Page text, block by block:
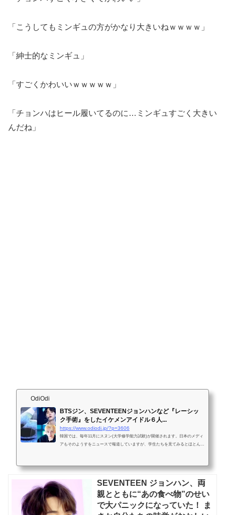
「こうしてもミンギュの方がかなり大きいねｗｗｗｗ」
「紳士的なミンギュ」
「すごくかわいいｗｗｗｗｗ」
「チョンハはヒール履いてるのに…ミンギュすごく大きい
んだね」
OdiOdi
BTSジン、SEVENTEENジョンハンなど『レーシッ
ク手術』をしたイケメンアイドル６人...
https://www.odiodi.jp/?p=3606
韓国では、毎年11月にスヌン(大学修学能力試験)が開催されます。日本のメディ
アもそのようすをニュースで報道していますが、学生たちを見てみるとほとんど
SEVENTEEN ジョンハン、両
親とともに“あの食べ物”のせい
で大パニックになっていた！ ま